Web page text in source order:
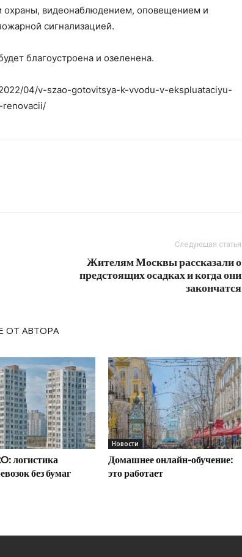
охраны, видеонаблюдением, оповещением и
сигнализацией.
благоустроена и озеленена.
04/v-szao-gotovitsya-k-vvodu-v-ekspluataciyu-
Следующая статья
Жителям Москвы рассказали о
предстоящих осадках и когда они
закончатся
ОТ АВТОРА
логистика
без бумаг
Новости
Домашнее онлайн-обучение:
это работает